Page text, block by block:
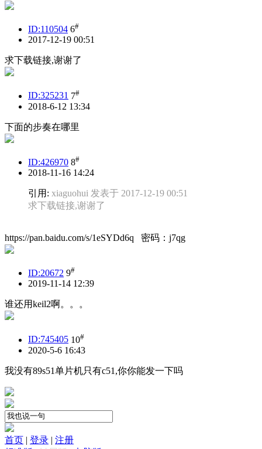
ID:110504 6#
2017-12-19 00:51
求下载链接,谢谢了
ID:325231 7#
2018-6-12 13:34
下面的步奏在哪里
ID:426970 8#
2018-11-16 14:24
引用: xiaguohui 发表于 2017-12-19 00:51
求下载链接,谢谢了
https://pan.baidu.com/s/1eSYDd6q 密码：j7qg
ID:20672 9#
2019-11-14 12:39
谁还用keil2啊。。。
ID:745405 10#
2020-5-6 16:43
我没有89s51单片机只有c51,你你能发一下吗
首页 | 登录 | 注册